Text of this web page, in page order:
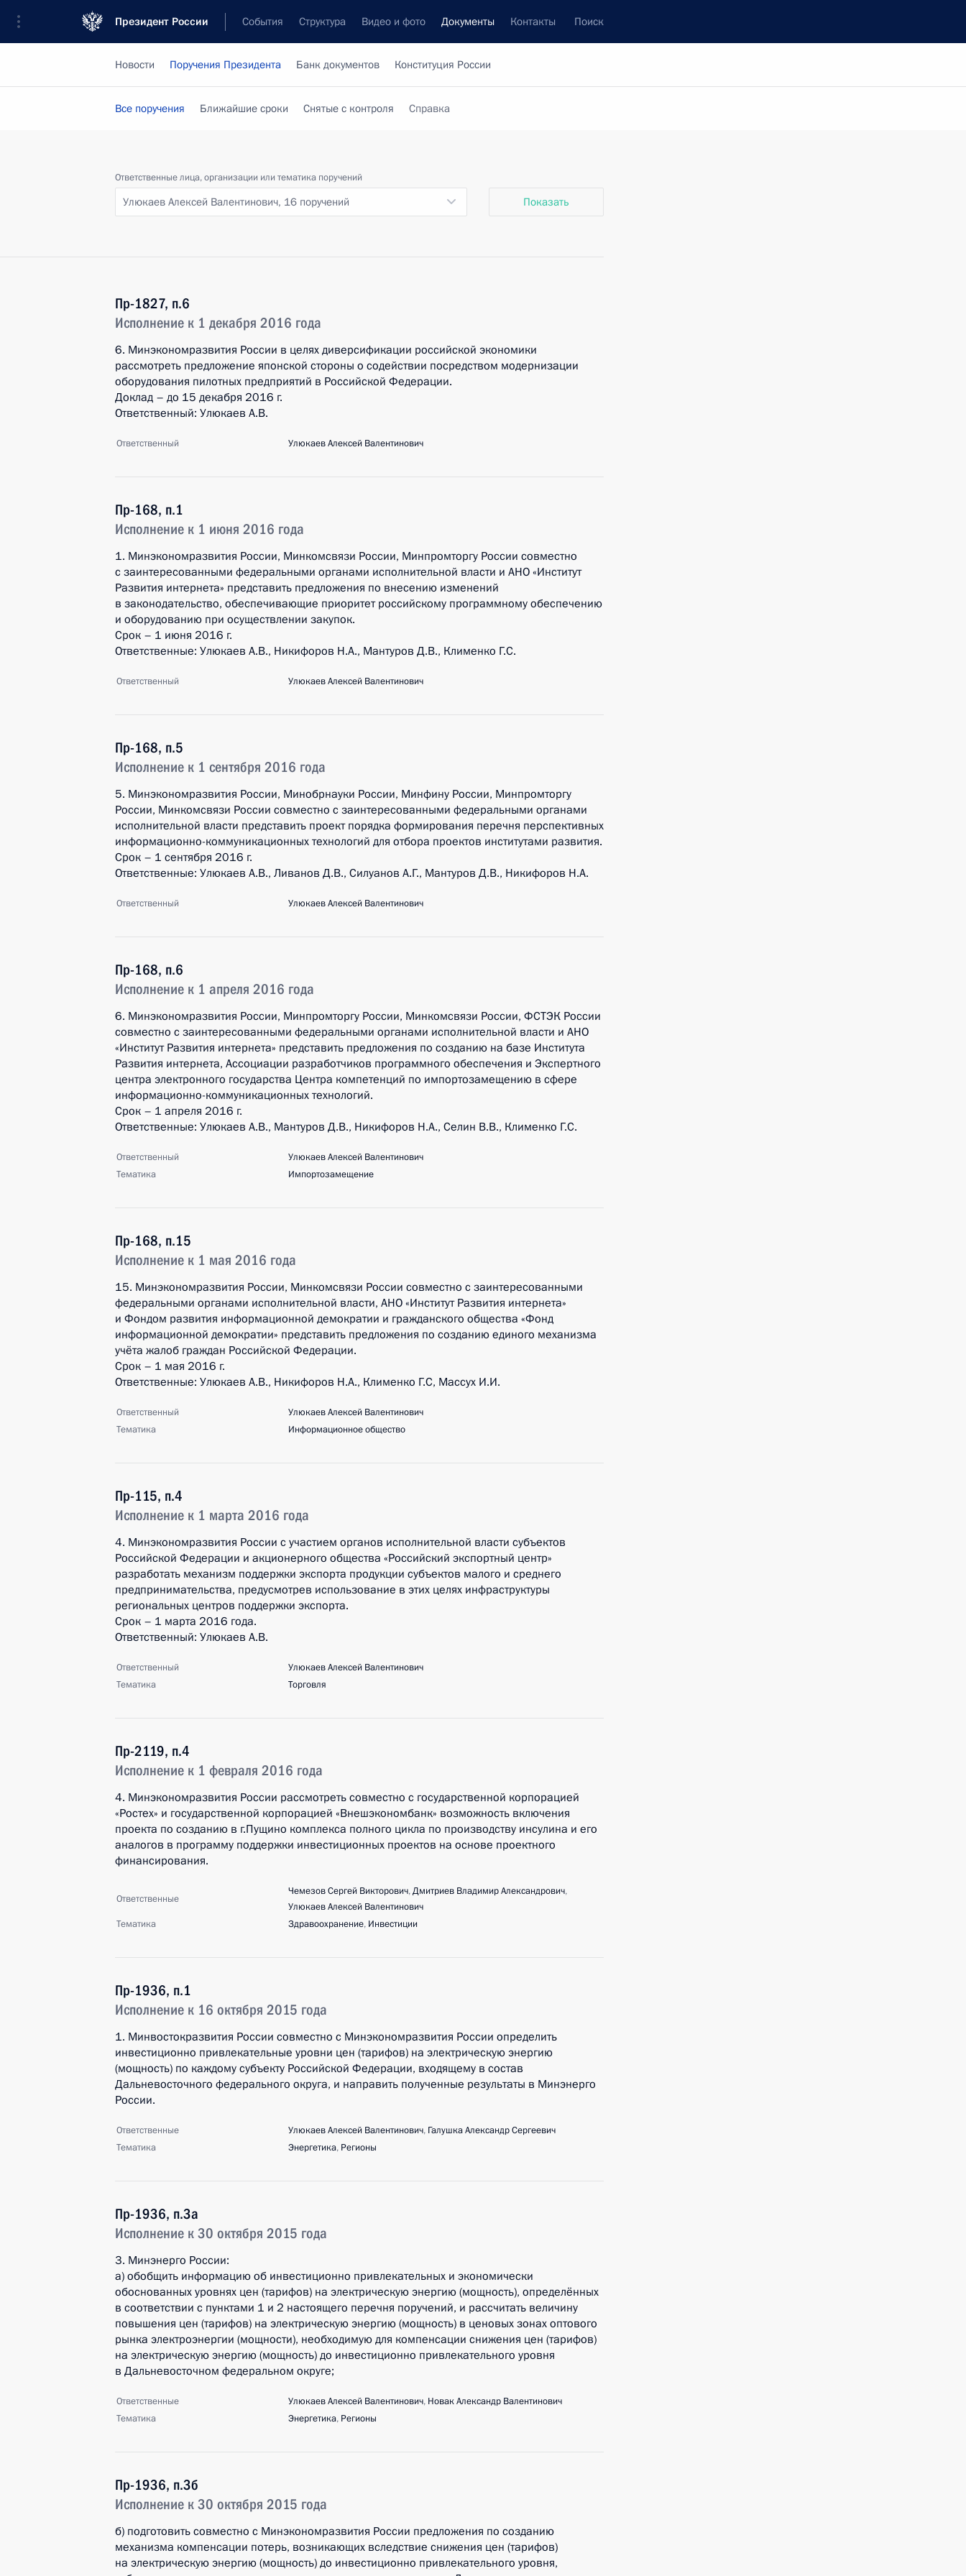
Президент России События Структура Видео и фото Документы Контакты Поиск
Новости Поручения Президента Банк документов Конституция России
Все поручения Ближайшие сроки Снятые с контроля Справка
Ответственные лица, организации или тематика поручений
Улюкаев Алексей Валентинович, 16 поручений Показать
Пр-1827, п.6
Исполнение к 1 декабря 2016 года
6. Минэкономразвития России в целях диверсификации российской экономики
рассмотреть предложение японской стороны о содействии посредством модернизации
оборудования пилотных предприятий в Российской Федерации.
Доклад – до 15 декабря 2016 г.
Ответственный: Улюкаев А.В.
Ответственный Улюкаев Алексей Валентинович
Пр-168, п.1
Исполнение к 1 июня 2016 года
1. Минэкономразвития России, Минкомсвязи России, Минпромторгу России совместно
с заинтересованными федеральными органами исполнительной власти и АНО «Институт
Развития интернета» представить предложения по внесению изменений
в законодательство, обеспечивающие приоритет российскому программному обеспечению
и оборудованию при осуществлении закупок.
Срок – 1 июня 2016 г.
Ответственные: Улюкаев А.В., Никифоров Н.А., Мантуров Д.В., Клименко Г.С.
Ответственный Улюкаев Алексей Валентинович
Пр-168, п.5
Исполнение к 1 сентября 2016 года
5. Минэкономразвития России, Минобрнауки России, Минфину России, Минпромторгу
России, Минкомсвязи России совместно с заинтересованными федеральными органами
исполнительной власти представить проект порядка формирования перечня перспективных
информационно-коммуникационных технологий для отбора проектов институтами развития.
Срок – 1 сентября 2016 г.
Ответственные: Улюкаев А.В., Ливанов Д.В., Силуанов А.Г., Мантуров Д.В., Никифоров Н.А.
Ответственный Улюкаев Алексей Валентинович
Пр-168, п.6
Исполнение к 1 апреля 2016 года
6. Минэкономразвития России, Минпромторгу России, Минкомсвязи России, ФСТЭК России
совместно с заинтересованными федеральными органами исполнительной власти и АНО
«Институт Развития интернета» представить предложения по созданию на базе Института
Развития интернета, Ассоциации разработчиков программного обеспечения и Экспертного
центра электронного государства Центра компетенций по импортозамещению в сфере
информационно-коммуникационных технологий.
Срок – 1 апреля 2016 г.
Ответственные: Улюкаев А.В., Мантуров Д.В., Никифоров Н.А., Селин В.В., Клименко Г.С.
Ответственный
Улюкаев Алексей Валентинович
Тематика
Импортозамещение
Пр-168, п.15
Исполнение к 1 мая 2016 года
15. Минэкономразвития России, Минкомсвязи России совместно с заинтересованными
федеральными органами исполнительной власти, АНО «Институт Развития интернета»
и Фондом развития информационной демократии и гражданского общества «Фонд
информационной демократии» представить предложения по созданию единого механизма
учёта жалоб граждан Российской Федерации.
Срок – 1 мая 2016 г.
Ответственные: Улюкаев А.В., Никифоров Н.А., Клименко Г.С, Массух И.И.
Ответственный
Улюкаев Алексей Валентинович
Тематика
Информационное общество
Пр-115, п.4
Исполнение к 1 марта 2016 года
4. Минэкономразвития России с участием органов исполнительной власти субъектов
Российской Федерации и акционерного общества «Российский экспортный центр»
разработать механизм поддержки экспорта продукции субъектов малого и среднего
предпринимательства, предусмотрев использование в этих целях инфраструктуры
региональных центров поддержки экспорта.
Срок – 1 марта 2016 года.
Ответственный: Улюкаев А.В.
Ответственный
Улюкаев Алексей Валентинович
Тематика
Торговля
Пр-2119, п.4
Исполнение к 1 февраля 2016 года
4. Минэкономразвития России рассмотреть совместно с государственной корпорацией
«Ростех» и государственной корпорацией «Внешэкономбанк» возможность включения
проекта по созданию в г.Пущино комплекса полного цикла по производству инсулина и его
аналогов в программу поддержки инвестиционных проектов на основе проектного
финансирования.
Ответственные
Чемезов Сергей Викторович,Дмитриев Владимир Александрович,
Улюкаев Алексей Валентинович
Тематика
Здравоохранение, Инвестиции
Пр-1936, п.1
Исполнение к 16 октября 2015 года
1. Минвостокразвития России совместно с Минэкономразвития России определить
инвестиционно привлекательные уровни цен (тарифов) на электрическую энергию
(мощность) по каждому субъекту Российской Федерации, входящему в состав
Дальневосточного федерального округа, и направить полученные результаты в Минэнерго
России.
Ответственные Улюкаев Алексей Валентинович, Галушка Александр Сергеевич
Тематика
Энергетика, Регионы
Пр-1936, п.3а
Исполнение к 30 октября 2015 года
3. Минэнерго России:
а) обобщить информацию об инвестиционно привлекательных и экономически
обоснованных уровнях цен (тарифов) на электрическую энергию (мощность), определённых
в соответствии с пунктами 1 и 2 настоящего перечня поручений, и рассчитать величину
повышения цен (тарифов) на электрическую энергию (мощность) в ценовых зонах оптового
рынка электроэнергии (мощности), необходимую для компенсации снижения цен (тарифов)
на электрическую энергию (мощность) до инвестиционно привлекательного уровня
в Дальневосточном федеральном округе;
Ответственные Улюкаев Алексей Валентинович, Новак Александр Валентинович
Тематика
Энергетика, Регионы
Пр-1936, п.3б
Исполнение к 30 октября 2015 года
б) подготовить совместно с Минэкономразвития России предложения по созданию
механизма компенсации потерь, возникающих вследствие снижения цен (тарифов)
на электрическую энергию (мощность) до инвестиционно привлекательного уровня,